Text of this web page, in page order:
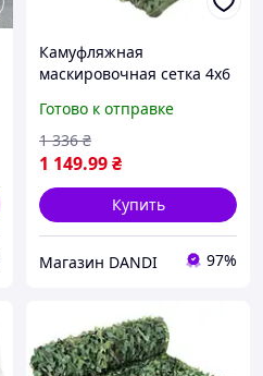
Камуфляжная
маскировочная сетка 4x6
стяжек
Готово к отправке
1 149.99₴
1 336 ₴
Купить
Магазин DANDI 97%